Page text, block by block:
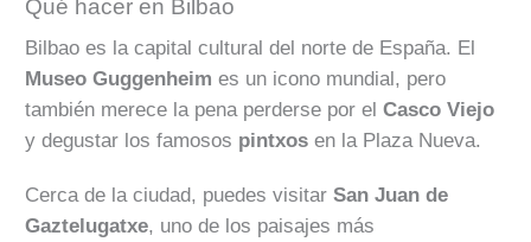
Qué hacer en Bilbao
Bilbao es la capital cultural del norte de España. El
Museo Guggenheim es un icono mundial, pero
también merece la pena perderse por el Casco Viejo
y degustar los famosos pintxos en la Plaza Nueva.
Cerca de la ciudad, puedes visitar San Juan de
Gaztelugatxe, uno de los paisajes más